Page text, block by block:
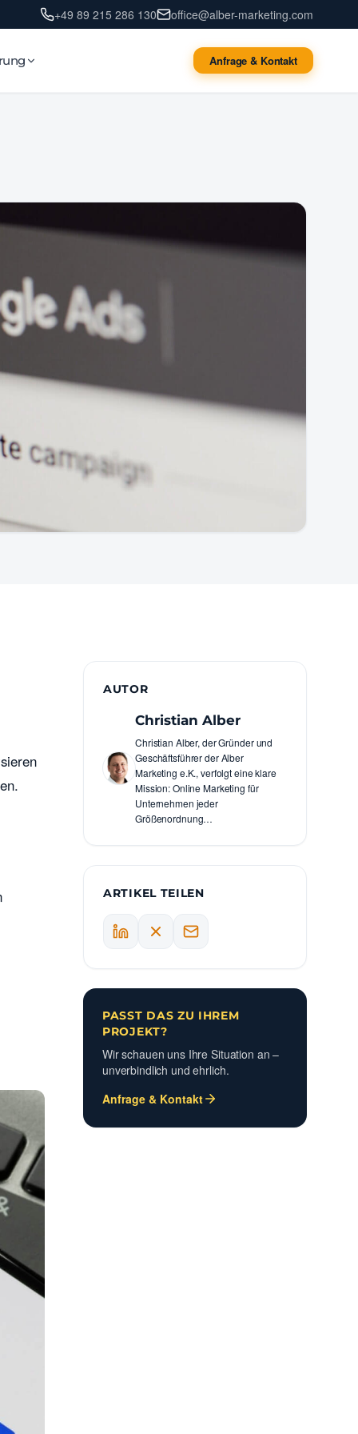
+49 89 215 286 130 office@alber-marketing.com
Anfrage & Kontakt
AUTOR
Christian Alber
Christian Alber, der Gründer und
Geschäftsführer der Alber
Marketing e.K., verfolgt eine klare
Mission: Online Marketing für
Unternehmen jeder
Größenordnung…
ARTIKEL TEILEN
PASST DAS ZU IHREM
PROJEKT?
Wir schauen uns Ihre Situation an –
unverbindlich und ehrlich.
Anfrage & Kontakt